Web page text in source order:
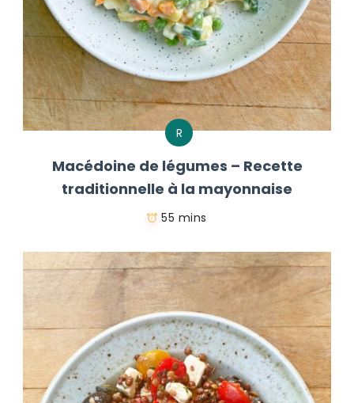
R
Macédoine de légumes – Recette
traditionnelle à la mayonnaise
55 mins